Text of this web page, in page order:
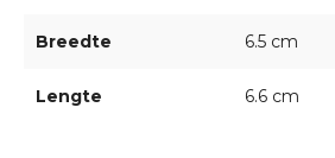
Breedte 6.5 cm
Lengte 6.6 cm